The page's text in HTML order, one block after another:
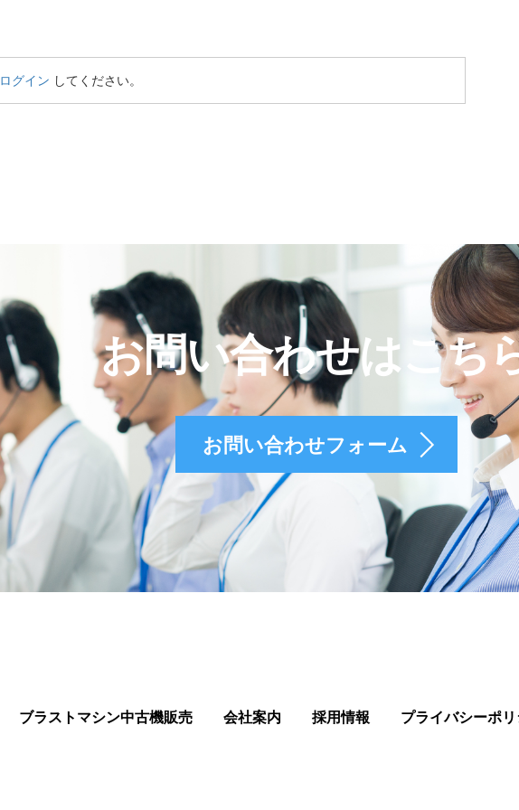
ログイン してください。
お問い合わせはこち
お問い合わせフォーム
ブラストマシン中古機販売 会社案内 採用情報 プライバシーポリ